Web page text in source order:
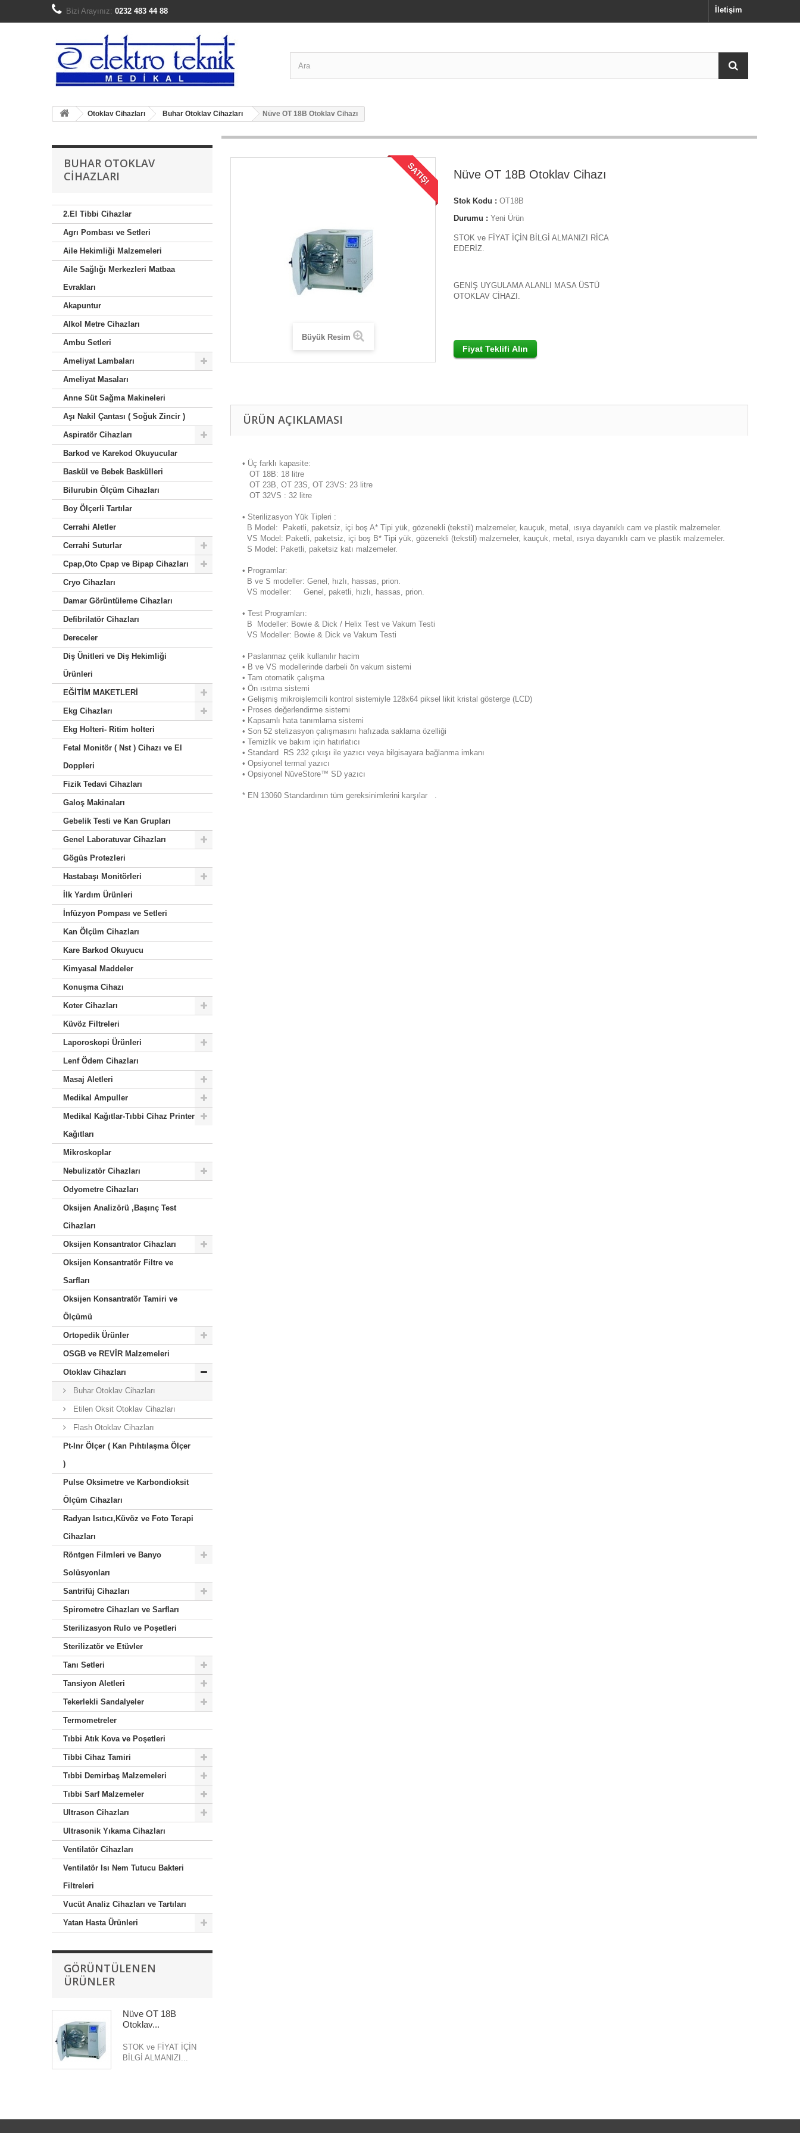
İletişim
Bizi Arayınız: 0232 483 44 88
Otoklav Cihazları Buhar Otoklav Cihazları Nüve OT 18B Otoklav Cihazı
BUHAR OTOKLAV
CIHAZLARI
2.El Tibbi Cihazlar
Agrı Pombası ve Setleri
Aile Hekimliği Malzemeleri
Aile Sağlığı Merkezleri Matbaa
Evrakları
Akapuntur
Alkol Metre Cihazları
Ambu Setleri
Ameliyat Lambaları
Ameliyat Masaları
Anne Süt Sağma Makineleri
Aşı Nakil Çantası ( Soğuk Zincir )
Aspiratör Cihazları
Barkod ve Karekod Okuyucular
Baskül ve Bebek Baskülleri
Bilurubin Ölçüm Cihazları
Boy Ölçerli Tartılar
Cerrahi Aletler
Cerrahi Suturlar
Cpap,Oto Cpap ve Bipap Cihazları
Cryo Cihazları
Damar Görüntüleme Cihazları
Defibrilatör Cihazları
Dereceler
Diş Ünitleri ve Diş Hekimliği
Ürünleri
EĞİTİM MAKETLERİ
Ekg Cihazları
Ekg Holteri- Ritim holteri
Fetal Monitör ( Nst ) Cihazı ve El
Doppleri
Fizik Tedavi Cihazları
Galoş Makinaları
Gebelik Testi ve Kan Grupları
Genel Laboratuvar Cihazları
Gögüs Protezleri
Hastabaşı Monitörleri
İlk Yardım Ürünleri
İnfüzyon Pompası ve Setleri
Kan Ölçüm Cihazları
Kare Barkod Okuyucu
Kimyasal Maddeler
Konuşma Cihazı
Koter Cihazları
Küvöz Filtreleri
Laporoskopi Ürünleri
Lenf Ödem Cihazları
Masaj Aletleri
Medikal Ampuller
Medikal Kağıtlar-Tıbbi Cihaz Printer
Kağıtları
Mikroskoplar
Nebulizatör Cihazları
Odyometre Cihazları
Oksijen Analizörü ,Başınç Test
Cihazları
Oksijen Konsantrator Cihazları
Oksijen Konsantratör Filtre ve
Sarfları
Oksijen Konsantratör Tamiri ve
Ölçümü
Ortopedik Ürünler
OSGB ve REVİR Malzemeleri
Otoklav Cihazları
Buhar Otoklav Cihazları
Etilen Oksit Otoklav Cihazları
Flash Otoklav Cihazları
Pt-Inr Ölçer ( Kan Pıhtılaşma Ölçer
)
Pulse Oksimetre ve Karbondioksit
Ölçüm Cihazları
Radyan Isıtıcı,Küvöz ve Foto Terapi
Cihazları
Röntgen Filmleri ve Banyo
Solüsyonları
Santrifüj Cihazları
Spirometre Cihazları ve Sarfları
Sterilizasyon Rulo ve Poşetleri
Sterilizatör ve Etüvler
Tanı Setleri
Tansiyon Aletleri
Tekerlekli Sandalyeler
Termometreler
Tıbbi Atık Kova ve Poşetleri
Tibbi Cihaz Tamiri
Tıbbi Demirbaş Malzemeleri
Tıbbi Sarf Malzemeler
Ultrason Cihazları
Ultrasonik Yıkama Cihazları
Ventilatör Cihazları
Ventilatör Isı Nem Tutucu Bakteri
Filtreleri
Vucüt Analiz Cihazları ve Tartıları
Yatan Hasta Ürünleri
GÖRÜNTÜLENEN
ÜRÜNLER
Nüve OT 18B
Otoklav...
STOK ve FİYAT İÇİN
BİLGİ ALMANIZI...
SATIŞ!
Büyük Resim
Nüve OT 18B Otoklav Cihazı
Stok Kodu : OT18B
Durumu : Yeni Ürün
STOK ve FİYAT İÇİN BİLGİ ALMANIZI RİCA
EDERİZ.
GENİŞ UYGULAMA ALANLI MASA ÜSTÜ
OTOKLAV CİHAZI.
ÜRÜN AÇIKLAMASI
• Üç farklı kapasite:
OT 18B: 18 litre
OT 23B, OT 23S, OT 23VS: 23 litre
OT 32VS : 32 litre
• Sterilizasyon Yük Tipleri :
B Model: Paketli, paketsiz, içi boş A* Tipi yük, gözenekli (tekstil) malzemeler, kauçuk, metal, ısıya dayanıklı cam ve plastik malzemeler.
VS Model: Paketli, paketsiz, içi boş B* Tipi yük, gözenekli (tekstil) malzemeler, kauçuk, metal, ısıya dayanıklı cam ve plastik malzemeler.
S Model: Paketli, paketsiz katı malzemeler.
• Programlar:
B ve S modeller: Genel, hızlı, hassas, prion.
VS modeller: Genel, paketli, hızlı, hassas, prion.
• Test Programları:
B Modeller: Bowie & Dick / Helix Test ve Vakum Testi
VS Modeller: Bowie & Dick ve Vakum Testi
• Paslanmaz çelik kullanılır hacim
• B ve VS modellerinde darbeli ön vakum sistemi
• Tam otomatik çalışma
• Ön ısıtma sistemi
• Gelişmiş mikroişlemcili kontrol sistemiyle 128x64 piksel likit kristal gösterge (LCD)
• Proses değerlendirme sistemi
• Kapsamlı hata tanımlama sistemi
• Son 52 stelizasyon çalışmasını hafızada saklama özelliği
• Temizlik ve bakım için hatırlatıcı
• Standard RS 232 çıkışı ile yazıcı veya bilgisayara bağlanma imkanı
• Opsiyonel termal yazıcı
• Opsiyonel NüveStore™ SD yazıcı
* EN 13060 Standardının tüm gereksinimlerini karşılar .